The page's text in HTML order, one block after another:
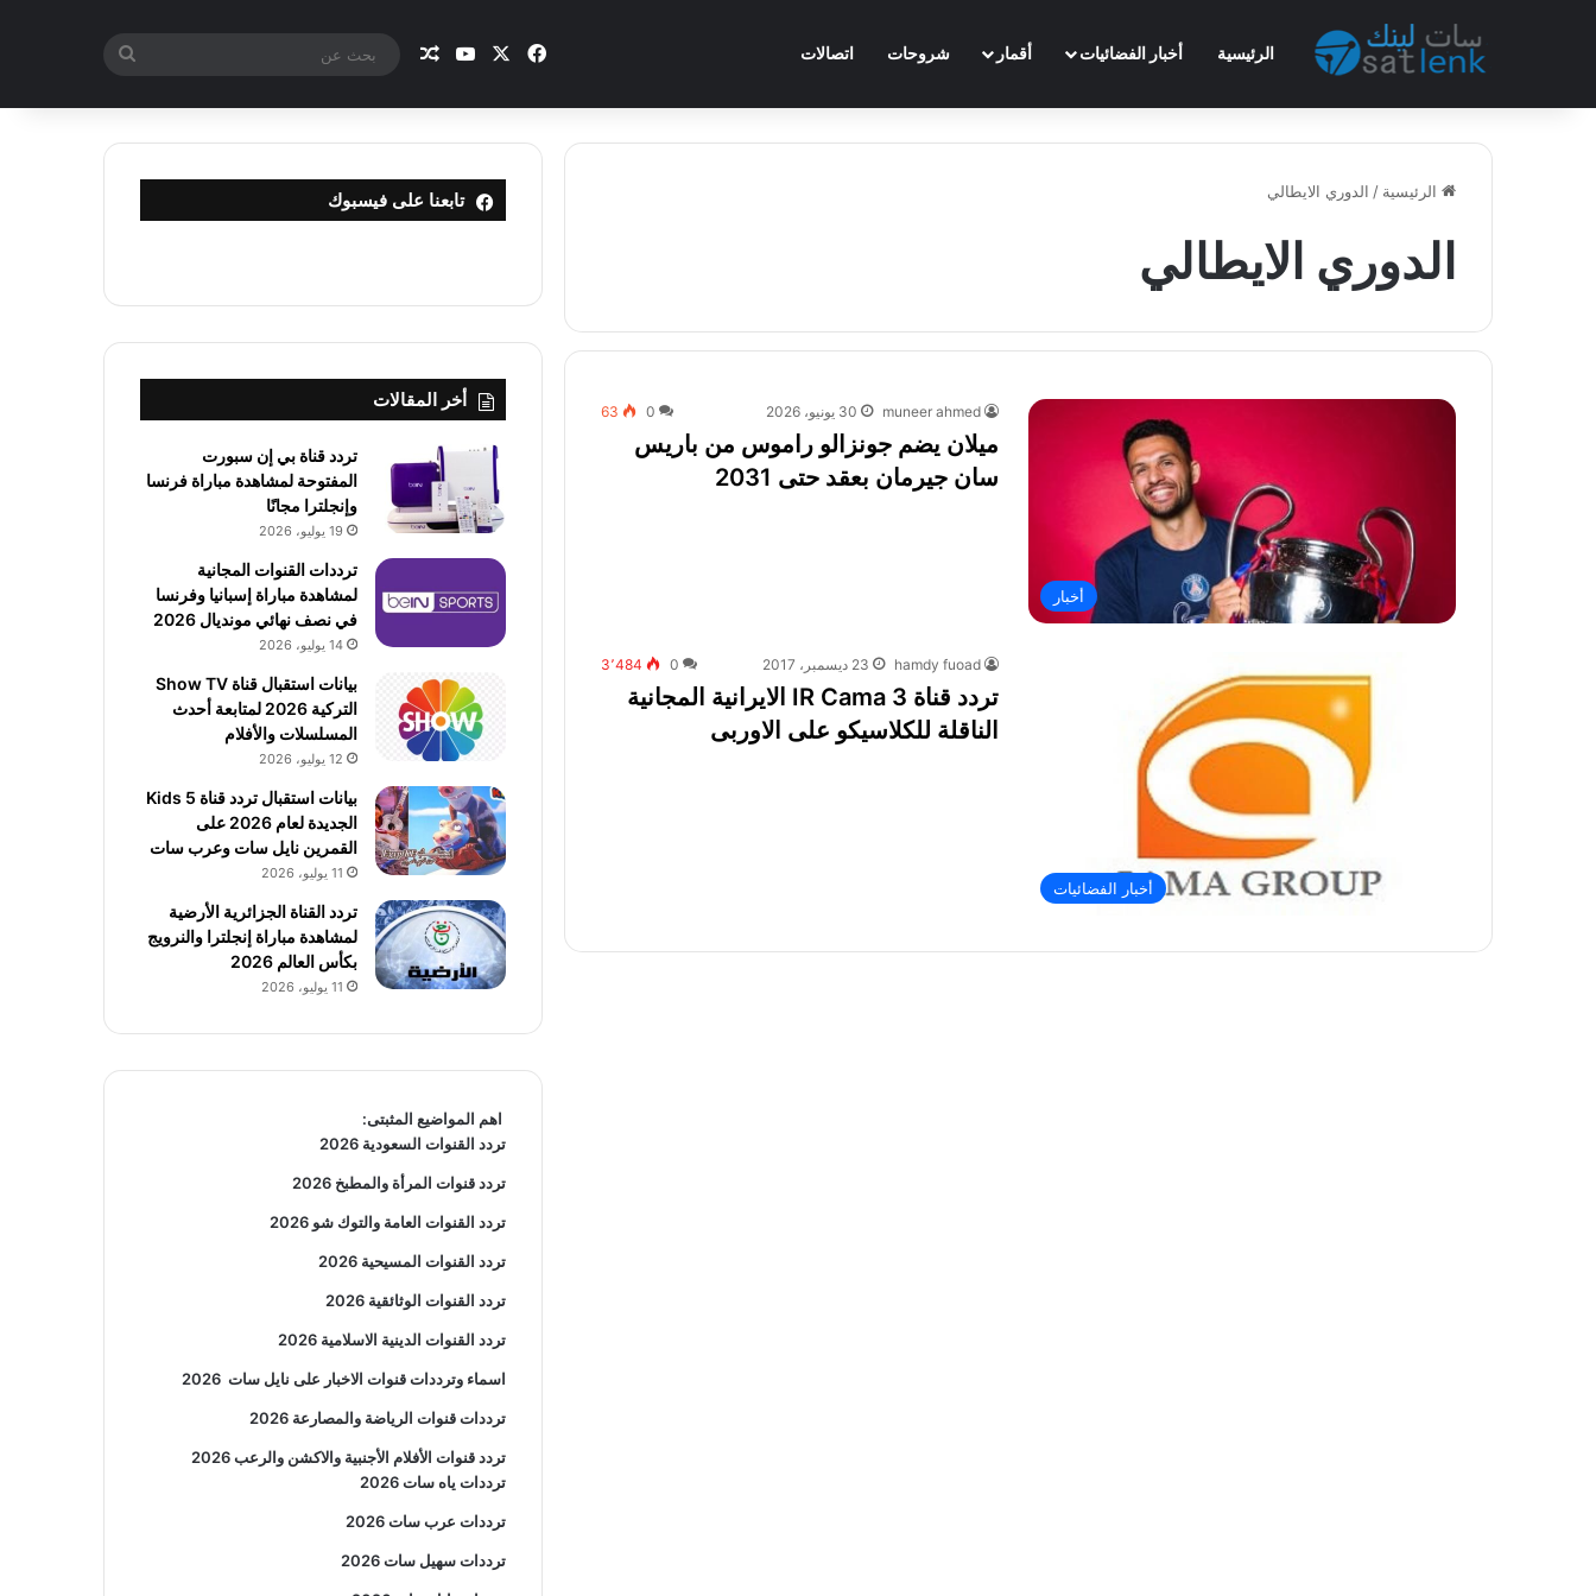
الرئيسية أخبار الفضائيات أقمار شروحات اتصالات فيسبوك يوتيوب مقال عشوائي
الرئيسية / الدوري الايطالي
الدوري الايطالي
أخبار
muneer ahmed 30 يونيو، 2026 0
63
ميلان يضم جونزالو راموس من باريس
سان جيرمان بعقد حتى 2031
أخبار الفضائيات
hamdy fuoad 23 ديسمبر، 2017 0 3٬484
تردد قناة IR Cama 3 الايرانية المجانية
الناقلة للكلاسيكو على الاوربى
تابعنا على فيسبوك
أخر المقالات
تردد قناة بي إن سبورت
المفتوحة لمشاهدة مباراة فرنسا
وإنجلترا مجانًا
19 يوليو، 2026
ترددات القنوات المجانية
لمشاهدة مباراة إسبانيا وفرنسا
في نصف نهائي مونديال 2026
14 يوليو، 2026
بيانات استقبال قناة Show TV
التركية 2026 لمتابعة أحدث
المسلسلات والأفلام
12 يوليو، 2026
بيانات استقبال تردد قناة 5 Kids
الجديدة لعام 2026 على
القمرين نايل سات وعرب سات
11 يوليو، 2026
تردد القناة الجزائرية الأرضية
لمشاهدة مباراة إنجلترا والنرويج
بكأس العالم 2026
11 يوليو، 2026
اهم المواضيع المثبتى:
تردد القنوات السعودية 2026
تردد قنوات المرأة والمطبخ 2026
تردد القنوات العامة والتوك شو 2026
تردد القنوات المسيحية 2026
تردد القنوات الوثائقية 2026
تردد القنوات الدينية الاسلامية 2026
اسماء وترددات قنوات الاخبار على نايل سات2026
ترددات قنوات الرياضة والمصارعة2026
تردد قنوات الأفلام الأجنبية والاكشن والرعب2026
ترددات ياه سات 2026
ترددات عرب سات 2026
ترددات سهيل سات 2026